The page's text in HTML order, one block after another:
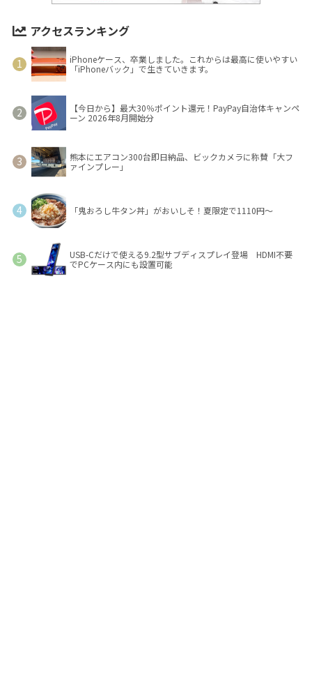
アクセスランキング
iPhoneケース、卒業しました。これからは最高に使いやすい
「iPhoneバック」で生きていきます。
【今日から】最大30％ポイント還元！PayPay自治体キャンペ
ーン 2026年8月開始分
熊本にエアコン300台即日納品、ビックカメラに称賛「大フ
ァインプレー」
「鬼おろし牛タン丼」がおいしそ！夏限定で1110円～
USB-Cだけで使える9.2型サブディスプレイ登場 HDMI不要
でPCケース内にも設置可能